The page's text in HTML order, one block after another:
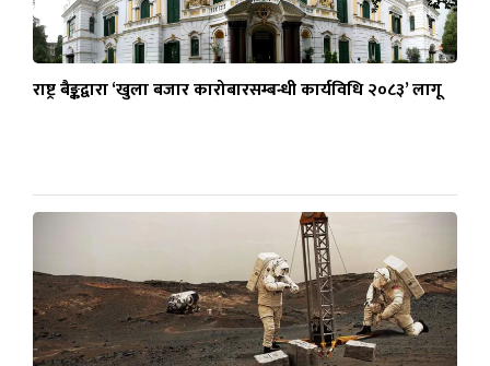
राष्ट्र बैङ्कद्वारा ‘खुला बजार कारोबारसम्बन्धी कार्यविधि २०८३’ लागू